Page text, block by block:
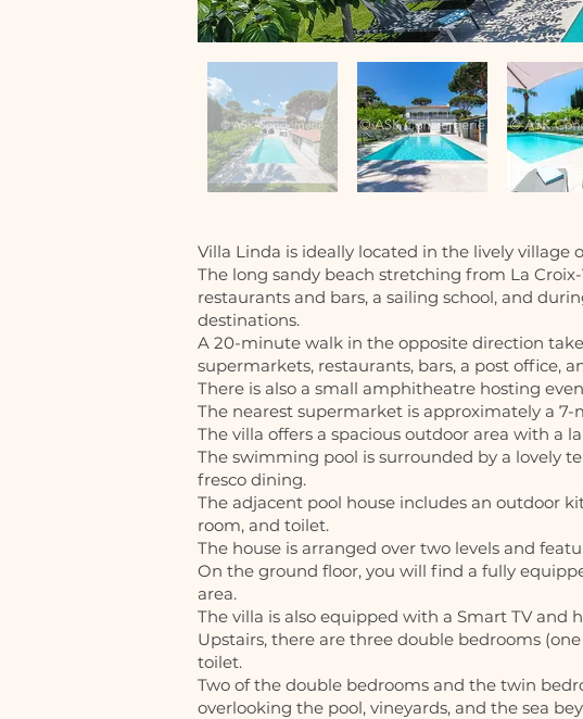
Villa Linda is ideally located in the lively village
The long sandy beach stretching from La
restaurants and bars, a sailing school, and
destinations.
A 20-minute walk in the opposite direction
supermarkets, restaurants, bars, a post office,
There is also a small amphitheatre hosting
The nearest supermarket is approximately a 7-
The villa offers a spacious outdoor area with a
The swimming pool is surrounded by a lovely
fresco dining.
The adjacent pool house includes an outdoor
room, and toilet.
The house is arranged over two levels and
On the ground floor, you will find a fully
area.
The villa is also equipped with a Smart TV and
Upstairs, there are three double bedrooms
toilet.
Two of the double bedrooms and the twin
overlooking the pool, vineyards, and the sea